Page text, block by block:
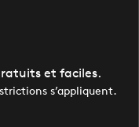
et faciles.
s’appliquent.